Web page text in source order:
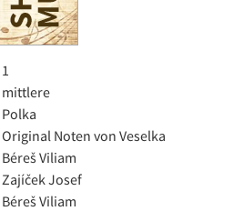
1
mittlere
Polka
Original Noten von Veselka
Béreš Viliam
Zajíček Josef
Béreš Viliam